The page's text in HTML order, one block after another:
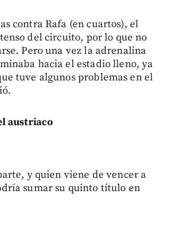
contra Rafa (en cuartos), el
del circuito, por lo que no
Pero una vez la adrenalina
hacia el estadio lleno, ya
tuve algunos problemas en el
austriaco
y quien viene de vencer a
sumar su quinto título en